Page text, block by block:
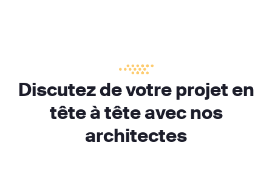
Discutez de votre projet en
tête à tête avec nos
architectes